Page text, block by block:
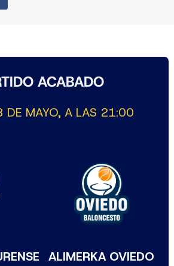
ACABADO
DE MAYO, A LAS 21:00
ALIMERKA OVIEDO